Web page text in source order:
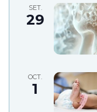
SET.
29
OCT.
1